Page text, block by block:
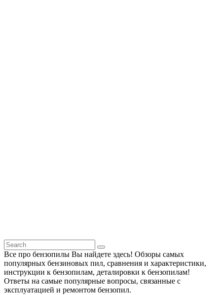
Все про бензопилы Вы найдете здесь! Обзоры самых
популярных бензиновых пил, сравнения и характеристики,
инструкции к бензопилам, деталировки к бензопилам!
Ответы на самые популярные вопросы, связанные с
эксплуатацией и ремонтом бензопил.